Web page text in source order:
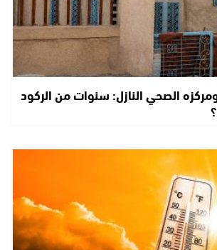
الصحي النازل: سنوات من الركود